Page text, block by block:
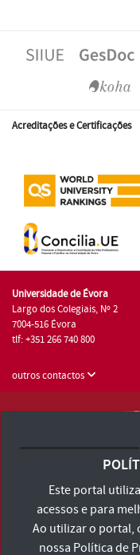
Acreditações e Certificações
Universidade de Évora
Largo dos Colegiais, Nº 2
7004-516 Évora
tlf: +351 266 740 800
outros contactos
Consulte os
Este portal
acessos e para
Ao utilizar o portal,
nossa Política de